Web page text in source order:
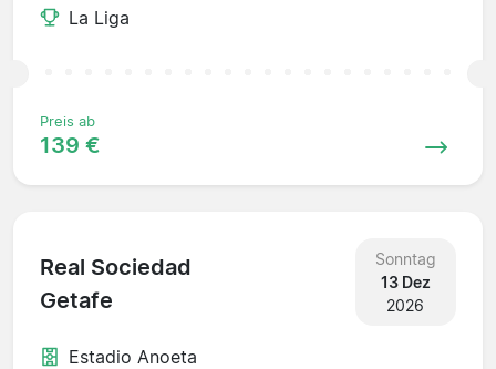
La Liga
Preis ab
139 €
Real Sociedad
Getafe
Sonntag
13 Dez
2026
Estadio Anoeta